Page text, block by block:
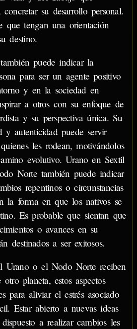
su desarrollo personal.
que tengan una orientación
destino.
puede indicar la
para ser un agente positivo
y en la sociedad en
a otros con su enfoque de
y su perspectiva única. Su
y autenticidad puede servir
les rodean, motivándolos
evolutivo. Urano en Sextil
Norte también puede indicar
repentinos o circunstancias
la forma en que los nativos se
Es probable que sientan que
o avances en su
destinados a ser exitosos.
Urano o el Nodo Norte reciben
planeta, estos aspectos
para aliviar el estrés asociado
Estar abierto a nuevas ideas
a realizar cambios les